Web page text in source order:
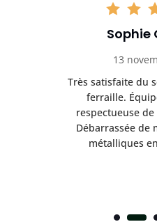
Sophie
13
Très satisfaite du
ferraille.
respectueuse
Débarrassée de
métalliques